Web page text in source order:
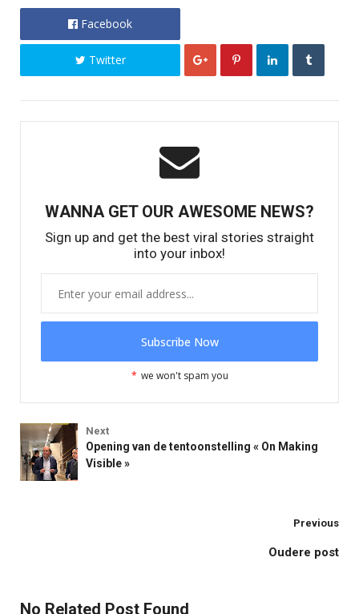
Facebook
Twitter
WANNA GET OUR AWESOME NEWS?
Sign up and get the best viral stories straight
into your inbox!
* we won't spam you
Next
Opening van de tentoonstelling « On Making
Visible »
Previous
Oudere post
No Related Post Found